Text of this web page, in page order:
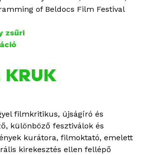
of Beldocs Film Festival
zsűri
o
r
a
n
o
filmkritikus, újságíró és
különböző fesztiválok és
kurátora, filmoktató, emelett
kirekesztés ellen fellépő